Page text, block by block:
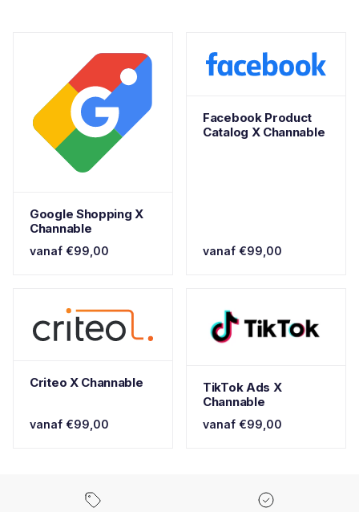
Google Shopping X
Channable
vanaf €99,00
Facebook Product
Catalog X Channable
vanaf €99,00
Criteo X Channable
vanaf €99,00
TikTok Ads X
Channable
vanaf €99,00